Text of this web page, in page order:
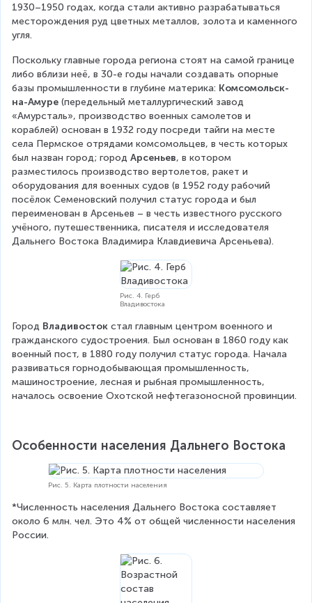
1930–1950 годах, когда стали активно разрабатываться
месторождения руд цветных металлов, золота и каменного
угля.
Поскольку главные города региона стоят на самой границе
либо вблизи неё, в 30-е годы начали создавать опорные
базы промышленности в глубине материка: Комсомольск-
на-Амуре (передельный металлургический завод
«Амурсталь», производство военных самолетов и
кораблей) основан в 1932 году посреди тайги на месте
села Пермское отрядами комсомольцев, в честь которых
был назван город; город Арсеньев, в котором
разместилось производство вертолетов, ракет и
оборудования для военных судов (в 1952 году рабочий
посёлок Семеновский получил статус города и был
переименован в Арсеньев – в честь известного русского
учёного, путешественника, писателя и исследователя
Дальнего Востока Владимира Клавдиевича Арсеньева).
Рис. 4. Герб
Владивостока
Город Владивосток стал главным центром военного и
гражданского судостроения. Был основан в 1860 году как
военный пост, в 1880 году получил статус города. Начала
развиваться горнодобывающая промышленность,
машиностроение, лесная и рыбная промышленность,
началось освоение Охотской нефтегазоносной провинции.
Особенности населения Дальнего Востока
Рис. 5. Карта плотности населения
*Численность населения Дальнего Востока составляет
около 6 млн. чел. Это 4% от общей численности населения
России.